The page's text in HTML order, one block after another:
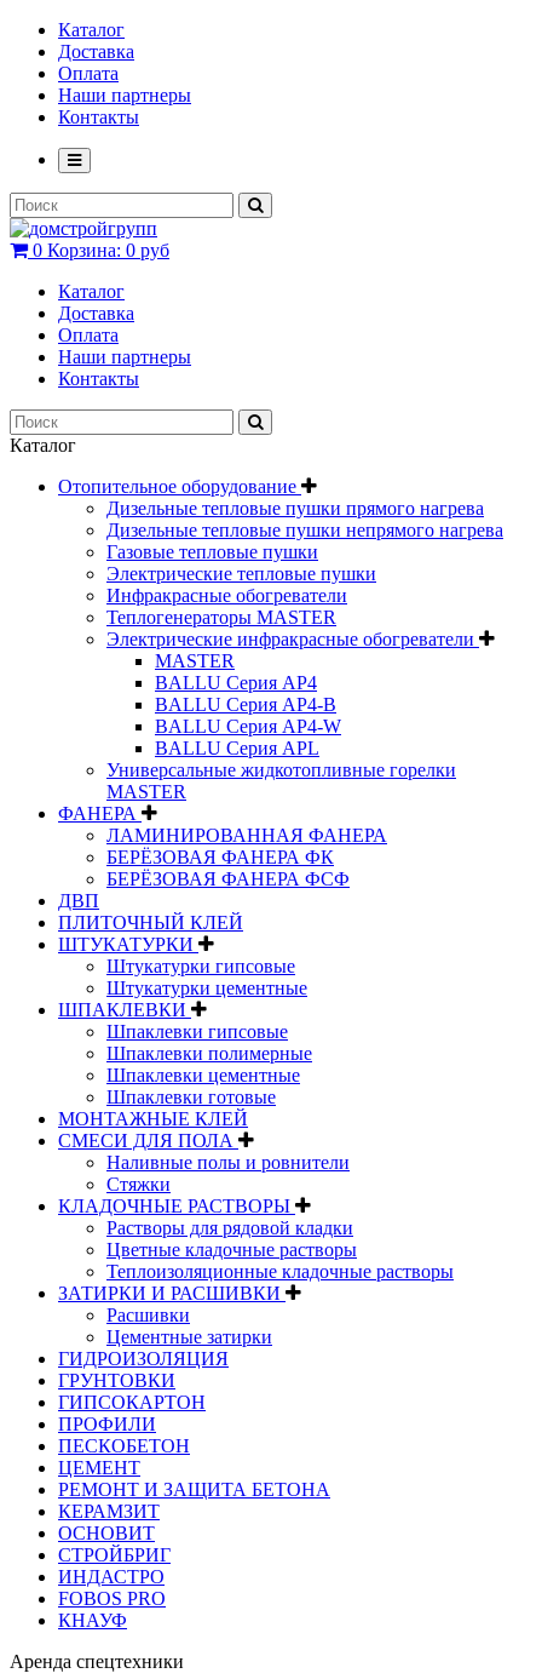
Каталог
Доставка
Оплата
Наши партнеры
Контакты
0 Корзина: 0 руб
Каталог
Доставка
Оплата
Наши партнеры
Контакты
Каталог
Отопительное оборудование
Дизельные тепловые пушки прямого нагрева
Дизельные тепловые пушки непрямого нагрева
Газовые тепловые пушки
Электрические тепловые пушки
Инфракрасные обогреватели
Теплогенераторы MASTER
Электрические инфракрасные обогреватели
MASTER
BALLU Серия AP4
BALLU Серия AP4-B
BALLU Серия AP4-W
BALLU Серия APL
Универсальные жидкотопливные горелки
MASTER
ФАНЕРА
ЛАМИНИРОВАННАЯ ФАНЕРА
БЕРЁЗОВАЯ ФАНЕРА ФК
БЕРЁЗОВАЯ ФАНЕРА ФСФ
ДВП
ПЛИТОЧНЫЙ КЛЕЙ
ШТУКАТУРКИ
Штукатурки гипсовые
Штукатурки цементные
ШПАКЛЕВКИ
Шпаклевки гипсовые
Шпаклевки полимерные
Шпаклевки цементные
Шпаклевки готовые
МОНТАЖНЫЕ КЛЕЙ
СМЕСИ ДЛЯ ПОЛА
Наливные полы и ровнители
Стяжки
КЛАДОЧНЫЕ РАСТВОРЫ
Растворы для рядовой кладки
Цветные кладочные растворы
Теплоизоляционные кладочные растворы
ЗАТИРКИ И РАСШИВКИ
Расшивки
Цементные затирки
ГИДРОИЗОЛЯЦИЯ
ГРУНТОВКИ
ГИПСОКАРТОН
ПРОФИЛИ
ПЕСКОБЕТОН
ЦЕМЕНТ
РЕМОНТ И ЗАЩИТА БЕТОНА
КЕРАМЗИТ
ОСНОВИТ
СТРОЙБРИГ
ИНДАСТРО
FOBOS PRO
КНАУФ
Аренда спецтехники